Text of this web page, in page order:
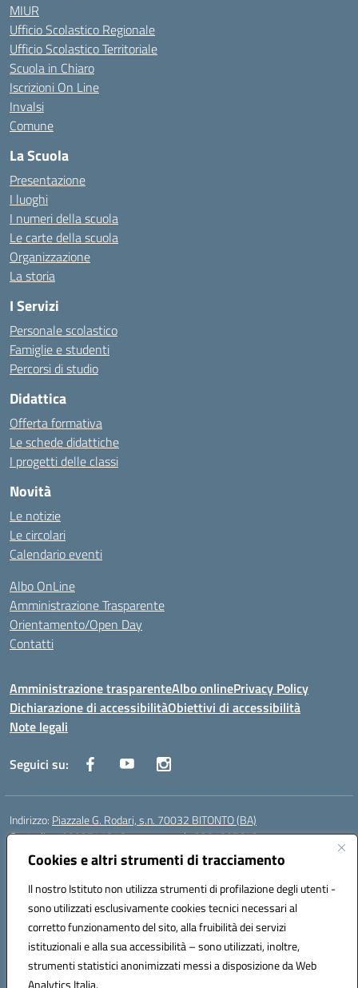
Cookies e altri strumenti di tracciamento
Il nostro Istituto non utilizza strumenti di profilazione degli utenti -
sono utilizzati esclusivamente cookies tecnici necessari al
corretto funzionamento del sito, alla fruibilità dei servizi
istituzionali e alla sua accessibilità – sono utilizzati, inoltre,
strumenti statistici anonimizzati messi a disposizione da Web
Analytics Italia.
MIUR
Ufficio Scolastico Regionale
Ufficio Scolastico Territoriale
Scuola in Chiaro
Iscrizioni On Line
Invalsi
Comune
La Scuola
Presentazione
I luoghi
I numeri della scuola
Le carte della scuola
Organizzazione
La storia
I Servizi
Personale scolastico
Famiglie e studenti
Percorsi di studio
Didattica
Offerta formativa
Le schede didattiche
I progetti delle classi
Novità
Le notizie
Le circolari
Calendario eventi
Albo OnLine
Amministrazione Trasparente
Orientamento/Open Day
Contatti
Amministrazione trasparenteAlbo onlinePrivacy Policy
Dichiarazione di accessibilitàObiettivi di accessibilità
Note legali
Seguici su:
Indirizzo: Piazzale G. Rodari, s.n. 70032 BITONTO (BA)
Centralino:0803741816 - corso serale 3381807642
Email: BATD220004@istruzione.it
Posta elettronica certificata (PEC):batd220004@pec.istruzione.it
Codice meccanografico:BATD220004
Codice Indice delle Pubbliche Amministrazioni (IPA): itcvg
Codice unico di fatturazione (CUF): UFIJVU
la scuola è raggiungibile anche al numero: ☎️ 3520316918